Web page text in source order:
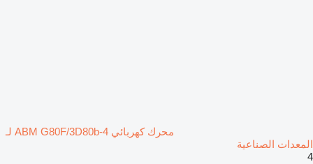
محرك كهربائي ABM G80F/3D80b-4 لـ
المعدات الصناعية
4